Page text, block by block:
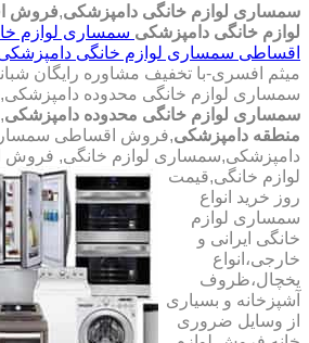
سمساری لوازم خانگی دامپزشکی,فروش
لوازم خانگی دامپزشکی سمساری لوازم
اقساطی سمساری لوازم خانگی
میثم افسری-با تخفیف مشاوره رایگان
سمساری لوازم خانگی محدوده دامپزشکی,
سمساری لوازم خانگی محدوده دامپزشکی,
منطقه دامپزشکی,فروش اقساطی
دامپزشکی,سمساری لوازم خانگی, فروش
لوازم خانگی,قیمت
روز خرید انواع
سمساری لوازم
خانگی ایرانی و
خارجی،انواع
یخچال،ظروف
آشپزخانه و بسیاری
از وسایل ضروری